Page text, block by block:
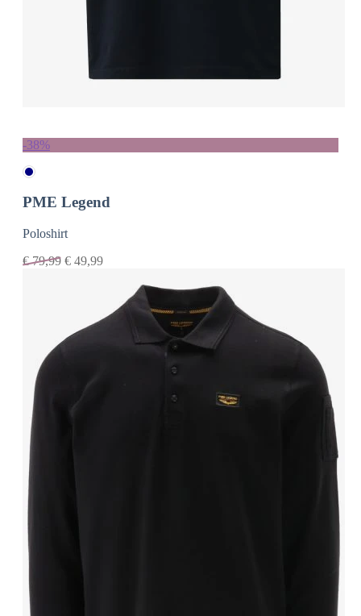
-38%
PME Legend
Poloshirt
€79,99 € 49,99